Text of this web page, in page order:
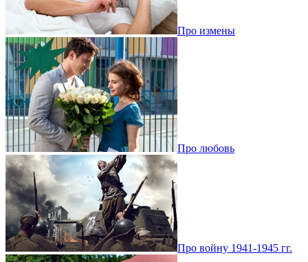
Про измены
Про любовь
Про войну 1941-1945 гг.